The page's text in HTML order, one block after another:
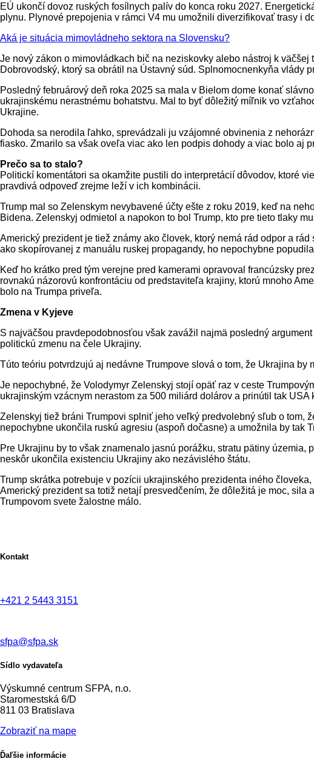
EÚ ukončí dovoz ruských fosílnych palív do konca roku 2027.
plynu. Plynové prepojenia v rámci V4 mu umožnili diverzifikovať trasy i
Aká je situácia mimovládneho sektora na Slovensku?
Je nový zákon o mimovládkach bič na neziskovky alebo nástroj k
Dobrovodský, ktorý sa obrátil na Ústavný súd. Splnomocnenkyňa vlády
Posledný februárový deň roka 2025 sa mala v Bielom dome konať
ukrajinskému nerastnému bohatstvu. Mal to byť dôležitý míľnik vo
Ukrajine.
Dohoda sa nerodila ľahko, sprevádzali ju vzájomné obvinenia z
fiasko. Zmarilo sa však oveľa viac ako len podpis dohody a viac bolo aj
Prečo sa to stalo?
Politickí komentátori sa okamžite pustili do interpretácií dôvodov, ktoré
pravdivá odpoveď zrejme leží v ich kombinácii.
Trump mal so Zelenskym nevybavené účty ešte z roku 2019, keď na
Bidena. Zelenskyj odmietol a napokon to bol Trump, kto pre tieto tlaky
Americký prezident je tiež známy ako človek, ktorý nemá rád odpor a
ako skopírovanej z manuálu ruskej propagandy, ho nepochybne
Keď ho krátko pred tým verejne pred kamerami opravoval francúzsky
rovnakú názorovú konfrontáciu od predstaviteľa krajiny, ktorú mnoho
bolo na Trumpa priveľa.
Zmena v Kyjeve
S najväčšou pravdepodobnosťou však zavážil najmä posledný
politickú zmenu na čele Ukrajiny.
Túto teóriu potvrdzujú aj nedávne Trumpove slová o tom, že Ukrajina
Je nepochybné, že Volodymyr Zelenskyj stojí opäť raz v ceste
ukrajinským vzácnym nerastom za 500 miliárd dolárov a prinútil tak
Zelenskyj tiež bráni Trumpovi splniť jeho veľký predvolebný sľub o tom,
nepochybne ukončila ruskú agresiu (aspoň dočasne) a umožnila by tak
Pre Ukrajinu by to však znamenalo jasnú porážku, stratu pätiny
neskôr ukončila existenciu Ukrajiny ako nezávislého štátu.
Trump skrátka potrebuje v pozícii ukrajinského prezidenta iného
Americký prezident sa totiž netají presvedčením, že dôležitá je moc,
Trumpovom svete žalostne málo.
Kontakt
+421 2 5443 3151
sfpa@sfpa.sk
Sídlo vydavateľa
Výskumné centrum SFPA, n.o.
Staromestská 6/D
811 03 Bratislava
Zobraziť na mape
Ďaľšie informácie